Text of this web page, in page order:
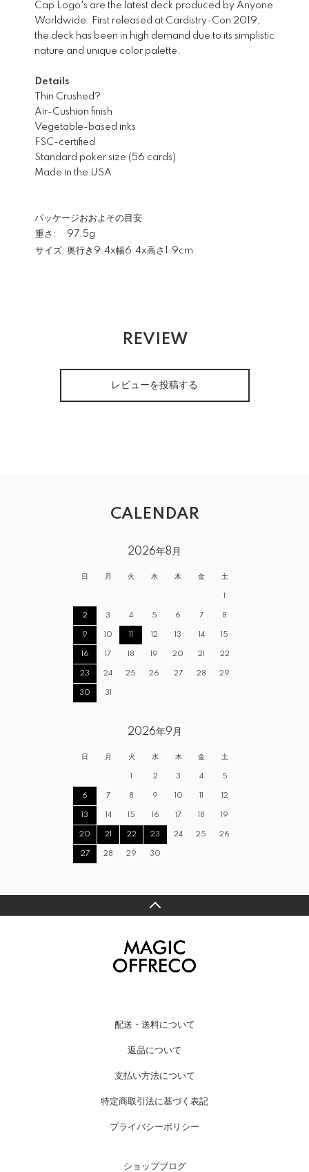
Cap Logo's are the latest deck produced by Anyone
Worldwide. First released at Cardistry-Con 2019,
the deck has been in high demand due to its simplistic
nature and unique color palette.
Details
Thin Crushed?
Air-Cushion finish
Vegetable-based inks
FSC-certified
Standard poker size (56 cards)
Made in the USA
パッケージおおよその目安
重さ:
97.5g
サイズ: 奥行き9.4x幅6.4x高さ1.9cm
REVIEW
レビューを投稿する
CALENDAR
2026年8月
日 月 火 水 木 金 土
1
2 3 4 5 6 7 8
9 10 11 12 13 14 15
16 17 18 19 20 21 22
23 24 25 26 27 28 29
30 31
2026年9月
日 月 火 水 木 金 土
1 2 3 4 5
6 7 8 9 10 11 12
13 14 15 16 17 18 19
20 21 22 23 24 25 26
27 28 29 30
配送・送料について
返品について
支払い方法について
特定商取引法に基づく表記
プライバシーポリシー
ショップブログ